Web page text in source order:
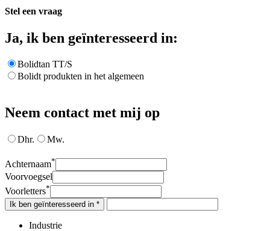
Stel een vraag
Ja, ik ben geïnteresseerd in:
Bolidtan TT/S
Bolidt produkten in het algemeen
Neem contact met mij op
Dhr. Mw.
Achternaam*
Voorvoegsel
Voorletters*
Ik ben geïnteresseerd in *
Industrie